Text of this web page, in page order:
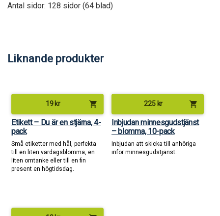
Antal sidor: 128 sidor (64 blad)
Liknande produkter
19 kr shopping_cart
Etikett – Du är en stjärna, 4-
pack
Små etiketter med hål, perfekta
till en liten vardagsblomma, en
liten omtanke eller till en fin
present en högtidsdag.
225 kr shopping_cart
Inbjudan minnesgudstjänst
– blomma, 10-pack
Inbjudan att skicka till anhöriga
inför minnesgudstjänst.